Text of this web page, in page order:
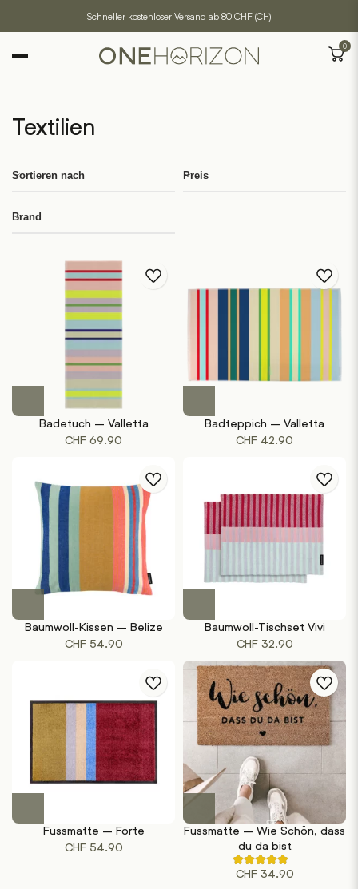
Schneller kostenloser Versand ab 80 CHF (CH)
0
Textilien
Sortieren nach Preis
Brand
Badetuch – Valletta
CHF 69.90
Badteppich – Valletta
CHF 42.90
Baumwoll-Kissen – Belize
CHF54.90
Baumwoll-Tischset Vivi
CHF32.90
Fussmatte – Forte
CHF54.90
Fussmatte – Wie Schön, dass
du da bist
Rated
4.50
CHF34.90